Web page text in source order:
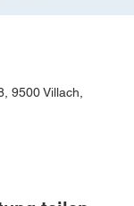
9500 Villach,